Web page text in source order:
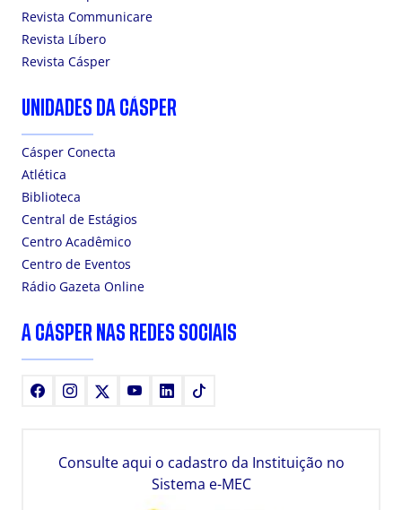
Revista Communicare
Revista Líbero
Revista Cásper
UNIDADES DA CÁSPER
Cásper Conecta
Atlética
Biblioteca
Central de Estágios
Centro Acadêmico
Centro de Eventos
Rádio Gazeta Online
A CÁSPER NAS REDES SOCIAIS
FacebookInstagram YoutubeLinkedIn
Consulte aqui o cadastro da Instituição no
Sistema e-MEC